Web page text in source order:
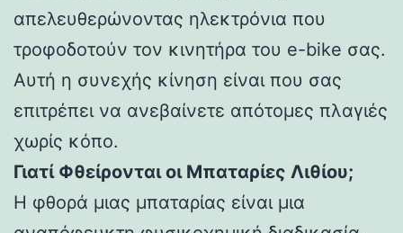
απελευθερώνοντας ηλεκτρόνια που
τροφοδοτούν τον κινητήρα του e-bike σας.
Αυτή η συνεχής κίνηση είναι που σας
επιτρέπει να ανεβαίνετε απότομες πλαγιές
χωρίς κόπο.
Γιατί Φθείρονται οι Μπαταρίες Λιθίου;
Η φθορά μιας μπαταρίας είναι μια